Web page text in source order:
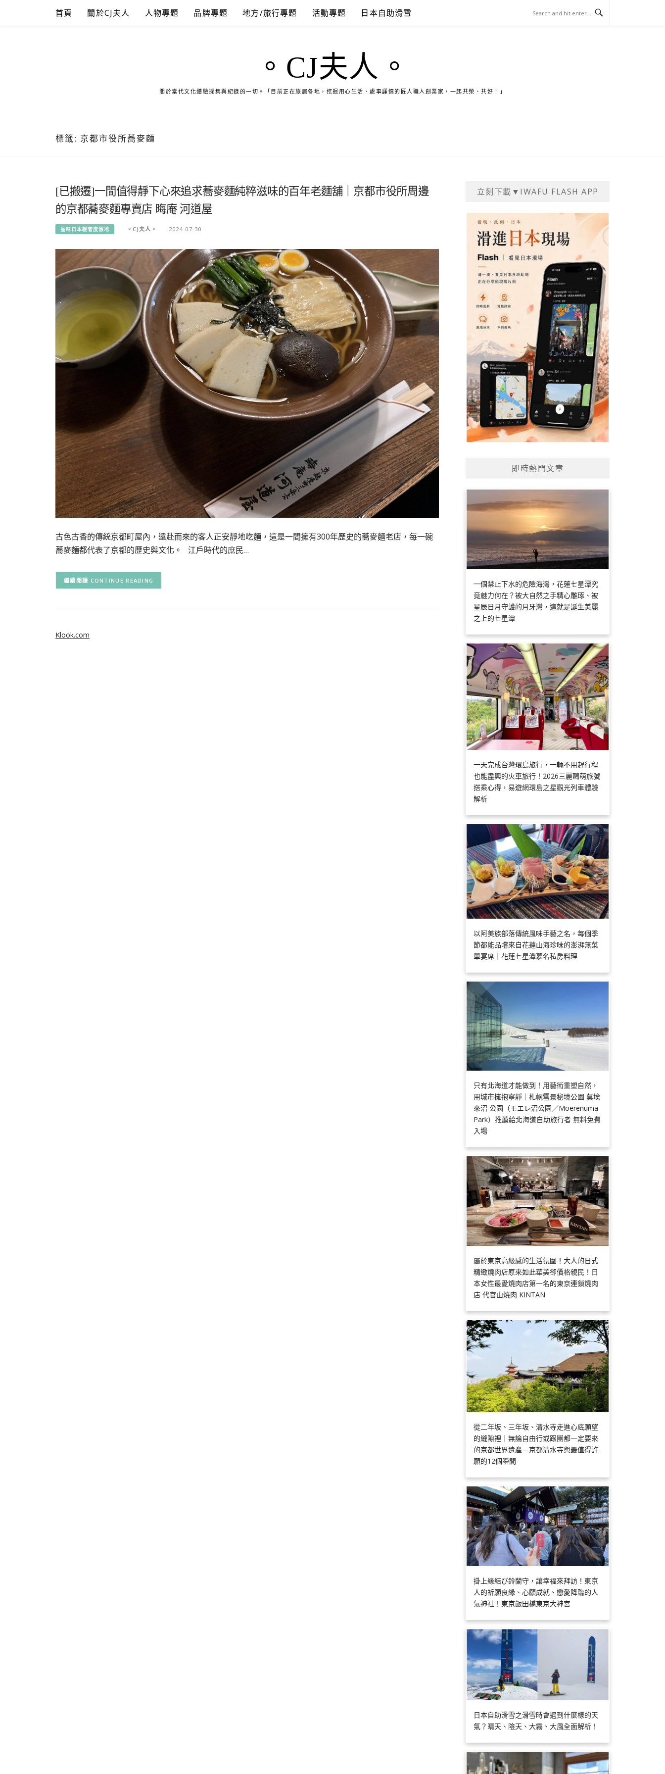
首頁 關於CJ夫人 人物專題 品牌專題 地方/旅行專題 活動專題 日本自助滑雪
。CJ夫人。
關於當代文化體驗採集與紀錄的一切。「目前正在旅居各地，挖掘用心生活、處事謹慎的匠人職人創業家，一起共榮、共好！」
標籤: 京都市役所蕎麥麵
[已搬遷]一間值得靜下心來追求蕎麥麵純粹滋味的百年老麵舖｜京都市役所周邊
的京都蕎麥麵專賣店 晦庵 河道屋
品味日本輕奢度假地 。CJ夫人。 2024-07-30
古色古香的傳統京都町屋內，遠赴而來的客人正安靜地吃麵，這是一間擁有300年歷史的蕎麥麵老店，每一碗
蕎麥麵都代表了京都的歷史與文化。 江戶時代的庶民…
CONTINUE READING
立刻下載▼IWAFU FLASH APP
即時熱門文章
一個禁止下水的危險海灣，花蓮七星潭究
竟魅力何在？被大自然之手精心雕琢、被
星辰日月守護的月牙灣，這就是誕生美麗
之上的七星潭
一天完成台灣環島旅行，一輛不用趕行程
也能盡興的火車旅行！2026三麗鷗萌旅號
搭乘心得，易遊網環島之星觀光列車體驗
解析
以阿美族部落傳統風味手藝之名，每個季
節都能品嚐來自花蓮山海珍味的澎湃無菜
單宴席｜花蓮七星潭慕名私房料理
只有北海道才能做到！用藝術重塑自然，
用城市擁抱寧靜｜札幌雪景秘境公園 莫埃
來沼 公園（モエレ沼公園／Moerenuma
Park）推薦給北海道自助旅行者 無料免費
入場
屬於東京高級感的生活氛圍！大人的日式
精緻燒肉店原來如此華美卻價格親民！日
本女性最愛燒肉店第一名的東京連鎖燒肉
店 代官山焼肉 KINTAN
從二年坂、三年坂、清水寺走進心底願望
的縫隙裡｜無論自由行或跟團都一定要來
的京都世界遺產－京都清水寺與最值得許
願的12個瞬間
掛上縁結び鈴蘭守，讓幸福來拜訪！東京
人的祈願良緣、心願成就、戀愛降臨的人
氣神社！東京飯田橋東京大神宮
日本自助滑雪之滑雪時會遇到什麼樣的天
氣？晴天、陰天、大霧、大風全面解析！
Klook.com